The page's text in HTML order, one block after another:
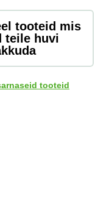
tooteid mis
teile huvi
tooteid